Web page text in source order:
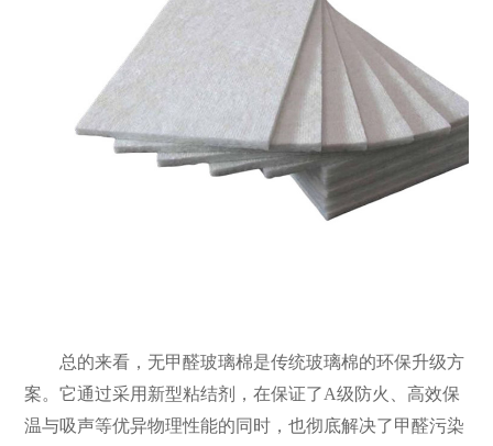
总的来看，无甲醛玻璃棉是传统玻璃棉的环保升级方
案。它通过采用新型粘结剂，在保证了A级防火、高效保
温与吸声等优异物理性能的同时，也彻底解决了甲醛污染